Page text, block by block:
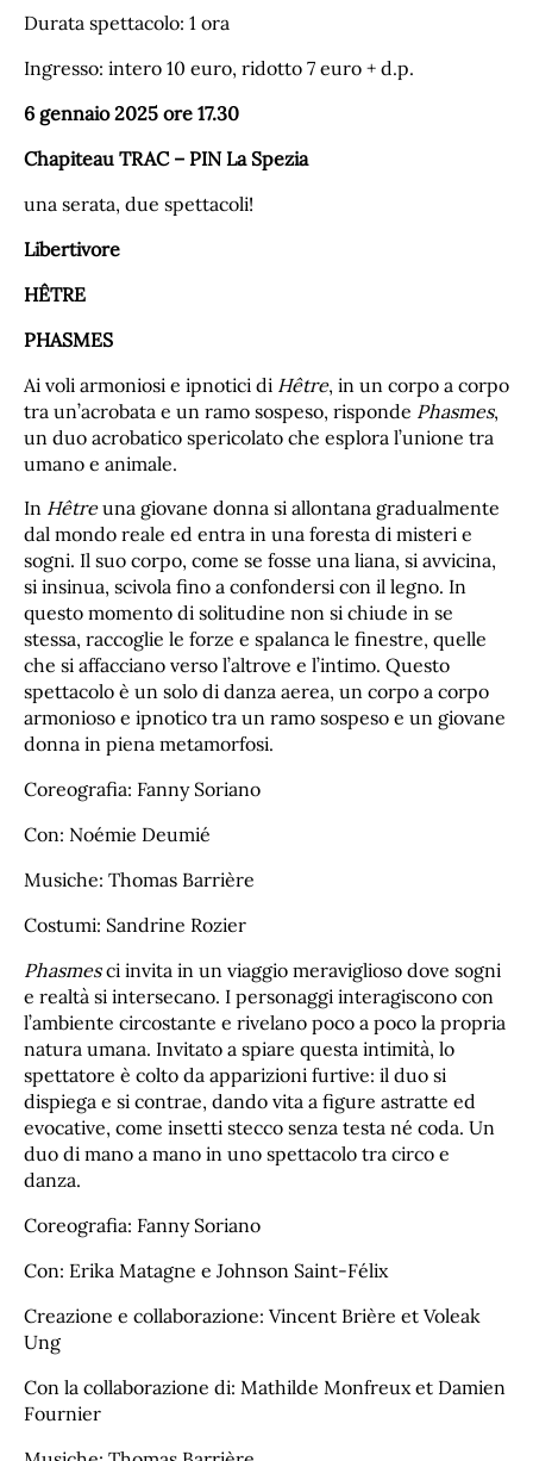
Durata spettacolo: 1 ora
Ingresso: intero 10 euro, ridotto 7 euro + d.p.
6 gennaio 2025 ore 17.30
Chapiteau TRAC – PIN La Spezia
una serata, due spettacoli!
Libertivore
HÊTRE
PHASMES
Ai voli armoniosi e ipnotici di Hêtre, in un corpo a corpo
tra un’acrobata e un ramo sospeso, risponde Phasmes,
un duo acrobatico spericolato che esplora l’unione tra
umano e animale.
In Hêtreuna giovane donna si allontana gradualmente
dal mondo reale ed entra in una foresta di misteri e
sogni. Il suo corpo, come se fosse una liana, si avvicina,
si insinua, scivola fino a confondersi con il legno. In
questo momento di solitudine non si chiude in se
stessa, raccoglie le forze e spalanca le finestre, quelle
che si affacciano verso l’altrove e l’intimo. Questo
spettacolo è un solo di danza aerea, un corpo a corpo
armonioso e ipnotico tra un ramo sospeso e un giovane
donna in piena metamorfosi.
Coreografia: Fanny Soriano
Con: Noémie Deumié
Musiche: Thomas Barrière
Costumi: Sandrine Rozier
Phasmesci invita in un viaggio meraviglioso dove sogni
e realtà si intersecano. I personaggi interagiscono con
l’ambiente circostante e rivelano poco a poco la propria
natura umana. Invitato a spiare questa intimità, lo
spettatore è colto da apparizioni furtive: il duo si
dispiega e si contrae, dando vita a figure astratte ed
evocative, come insetti stecco senza testa né coda. Un
duo di mano a mano in uno spettacolo tra circo e
danza.
Coreografia: Fanny Soriano
Con: Erika Matagne e Johnson Saint-Félix
Creazione e collaborazione: Vincent Brière et Voleak
Ung
Con la collaborazione di: Mathilde Monfreux et Damien
Fournier